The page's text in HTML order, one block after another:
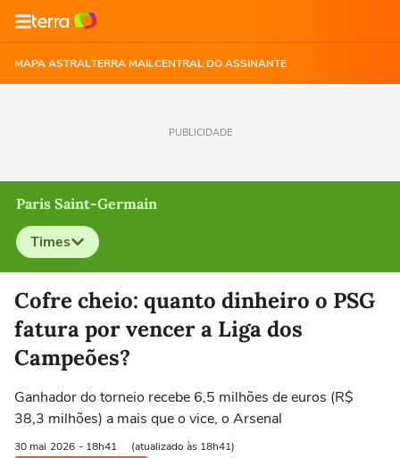
MAPA ASTRALTERRA MAILCENTRAL DO ASSINANTE
PUBLICIDADE
Paris Saint-Germain
Times
Selecione o time para ver as notícias
Cofre cheio: quanto dinheiro o PSG
fatura por vencer a Liga dos
Campeões?
Ganhador do torneio recebe 6,5 milhões de euros (R$
38,3 milhões) a mais que o vice, o Arsenal
30 mai 2026 - 18h41 (atualizado às 18h41)